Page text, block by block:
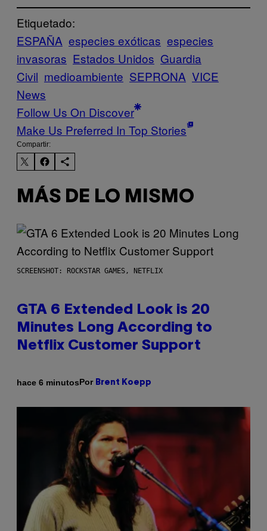
Etiquetado:
ESPAÑA especies exóticas especies
invasoras Estados Unidos Guardia
Civil medioambiente SEPRONA VICE
News
Follow Us On Discover
Make Us Preferred In Top Stories
Compartir:
MÁS DE LO MISMO
SCREENSHOT: ROCKSTAR GAMES, NETFLIX
GTA 6 Extended Look is 20
Minutes Long According to
Netflix Customer Support
hace 6 minutosPor Brent Koepp